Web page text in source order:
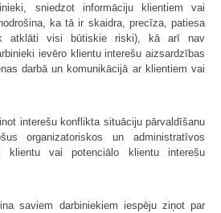
sniedzot informāciju klientiem vai
ka tā ir skaidra, precīza, patiesa
atklāti visi būtiskie riski), kā arī nav
ievēro klientu interešu aizsardzības
darbā un komunikācijā ar klientiem vai
interešu konflikta situāciju pārvaldīšanu
organizatoriskos un administratīvos
klientu vai potenciālo klientu interešu
saviem darbiniekiem iespēju ziņot par